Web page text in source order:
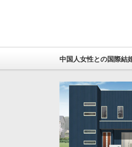
中国人女性との国際結